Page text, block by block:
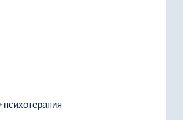
психотерапия